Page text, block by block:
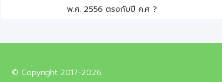
พ.ศ. 2556 ตรงกับปี ค.ศ ?
© Copyright 2017-2026